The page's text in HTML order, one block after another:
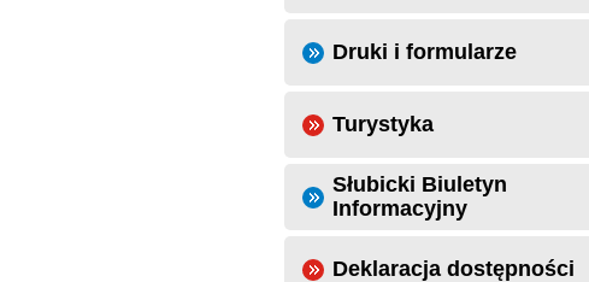
Druki i formularze
Turystyka
Słubicki Biuletyn
Informacyjny
Deklaracja dostępności